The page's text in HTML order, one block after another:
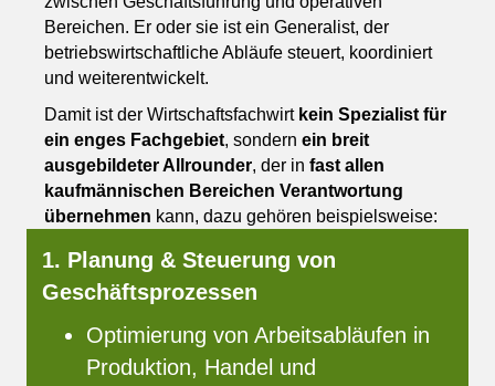
Bereichen. Er oder sie ist ein Generalist, der
betriebswirtschaftliche Abläufe steuert, koordiniert
und weiterentwickelt.
Damit ist der Wirtschaftsfachwirt kein Spezialist für
ein enges Fachgebiet, sondern ein breit
ausgebildeter Allrounder, der in fast allen
kaufmännischen Bereichen Verantwortung
übernehmen kann, dazu gehören beispielsweise:
1. Planung & Steuerung von
Geschäftsprozessen
Optimierung von Arbeitsabläufen in
Produktion, Handel und